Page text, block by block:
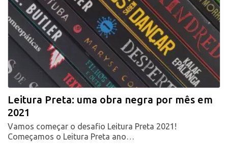
Leitura Preta: uma obra negra por mês em
2021
Vamos começar o desafio Leitura Preta 2021!
Começamos o Leitura Preta ano…